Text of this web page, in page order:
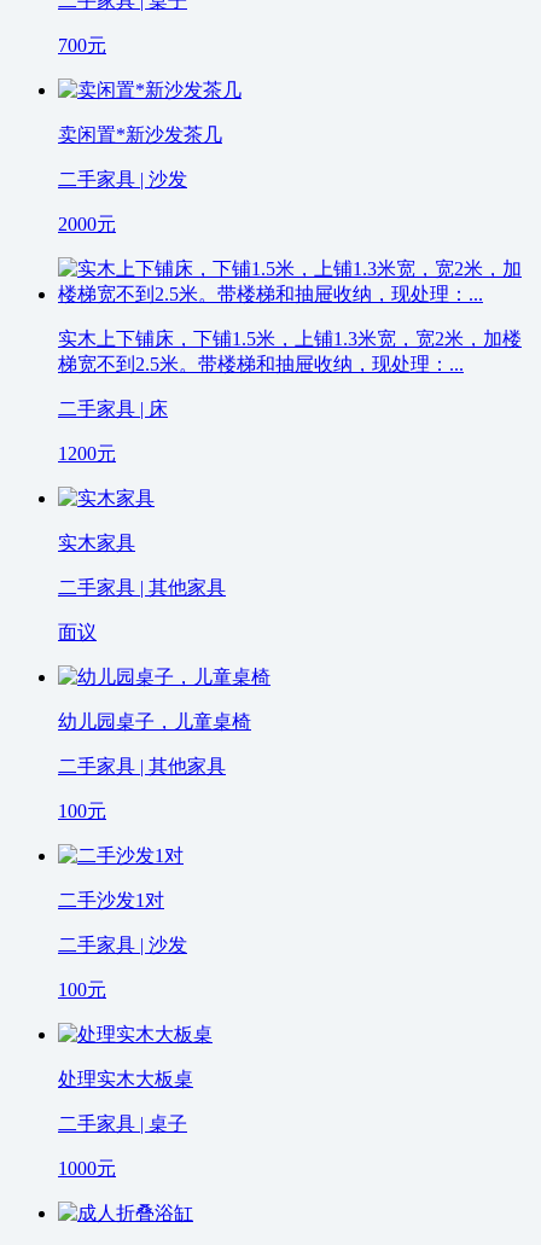
700元
卖闲置*新沙发茶几
二手家具 | 沙发
2000元
实木上下铺床，下铺1.5米，上铺1.3米宽，宽2米，加楼
梯宽不到2.5米。带楼梯和抽屉收纳，现处理：...
二手家具 | 床
1200元
实木家具
二手家具 | 其他家具
面议
幼儿园桌子，儿童桌椅
二手家具 | 其他家具
100元
二手沙发1对
二手家具 | 沙发
100元
处理实木大板桌
二手家具 | 桌子
1000元